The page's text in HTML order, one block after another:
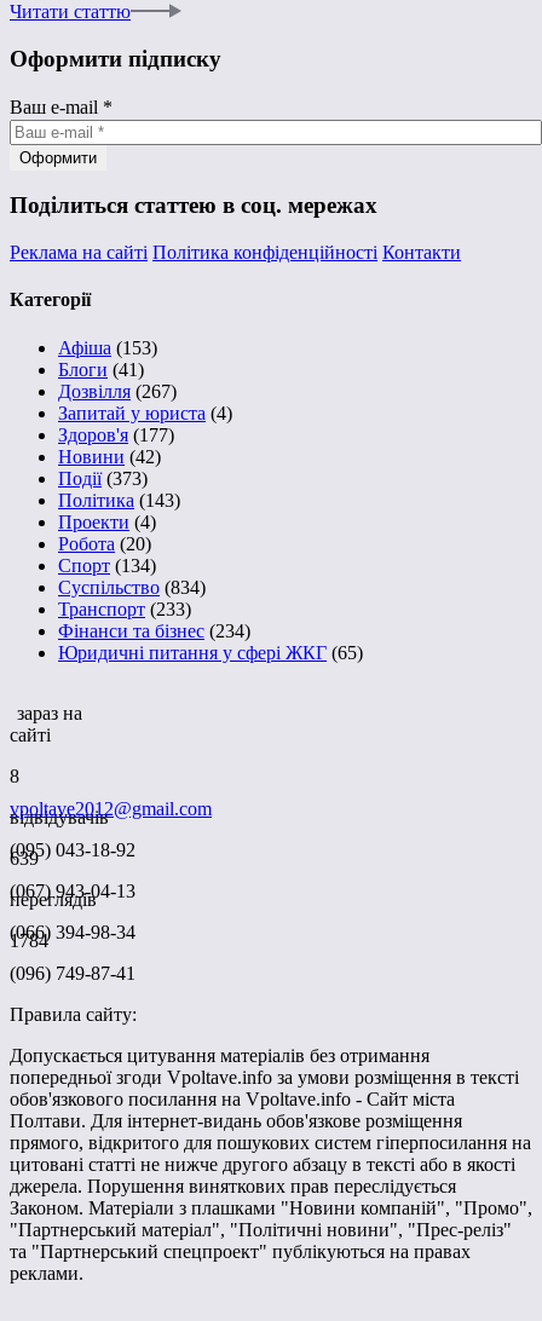
Читати статтю
Оформити підписку
Ваш e-mail *
Поділиться статтею в соц. мережах
Реклама на сайті Політика конфіденційності Контакти
Категорії
Афіша (153)
Блоги (41)
Дозвілля (267)
Запитай у юриста (4)
Здоров'я (177)
Новини (42)
Події(373)
Політика (143)
Проекти (4)
Робота (20)
Спорт (134)
Суспільство (834)
Транспорт (233)
Фінанси та бізнес (234)
Юридичні питання у сфері ЖКГ (65)
зараз на
сайті
8
відвідувачів
639
переглядів
1784
vpoltave2012@gmail.com
(095) 043-18-92
(067) 943-04-13
(066) 394-98-34
(096) 749-87-41
Правила сайту:
Допускається цитування матеріалів без отримання
попередньої згоди Vpoltave.info за умови розміщення в тексті
обов'язкового посилання на Vpoltave.info - Сайт міста
Полтави. Для інтернет-видань обов'язкове розміщення
прямого, відкритого для пошукових систем гіперпосилання на
цитовані статті не нижче другого абзацу в тексті або в якості
джерела. Порушення виняткових прав переслідується
Законом. Матеріали з плашками "Новини компаній", "Промо",
"Партнерський матеріал", "Політичні новини", "Прес-реліз"
та "Партнерський спецпроект" публікуються на правах
реклами.